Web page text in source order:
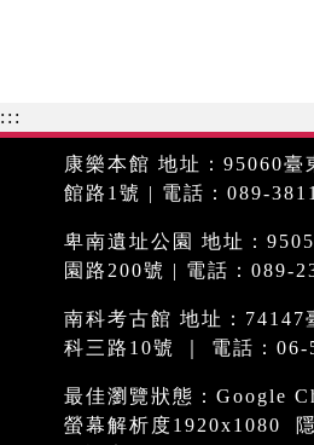
:::
康樂本館 地址：95060臺
館路1號 | 電話：089-
卑南遺址公園 地址：
園路200號 | 電話：089-
南科考古館 地址：74147
科三路10號 ｜ 電話：06-
最佳瀏覽狀態：Google
螢幕解析度1920x1080